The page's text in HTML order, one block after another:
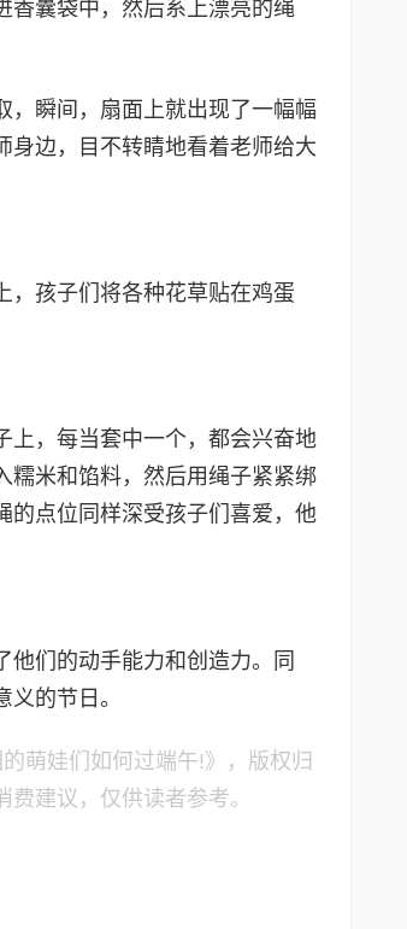
香囊袋中，然后系上漂亮的绳
，瞬间，扇面上就出现了一幅幅
身边，目不转睛地看着老师给大
，孩子们将各种花草贴在鸡蛋
上，每当套中一个，都会兴奋地
糯米和馅料，然后用绳子紧紧绑
的点位同样深受孩子们喜爱，他
他们的动手能力和创造力。同
的节日。
萌娃们如何过端午!》，版权归
建议，仅供读者参考。